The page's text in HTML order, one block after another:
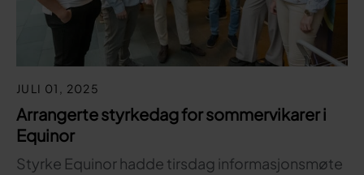
JULI 01, 2025
Arrangerte styrkedag for sommervikarer i
Equinor
Styrke Equinor hadde tirsdag informasjonsmøte